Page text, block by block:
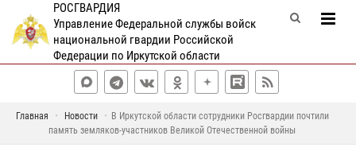
РОСГВАРДИЯ
Управление Федеральной службы войск
национальной гвардии Российской
Федерации по Иркутской области
Главная Новости
В Иркутской области сотрудники Росгвардии почтили
память земляков-участников Великой Отечественной войны